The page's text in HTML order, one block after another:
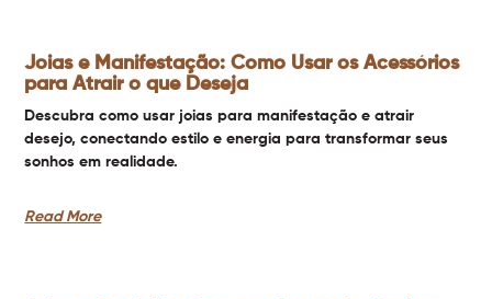
Joias e Manifestação: Como Usar os Acessórios
para Atrair o que Deseja
Descubra como usar joias para manifestação e atrair
desejo, conectando estilo e energia para transformar seus
sonhos em realidade.
Read More